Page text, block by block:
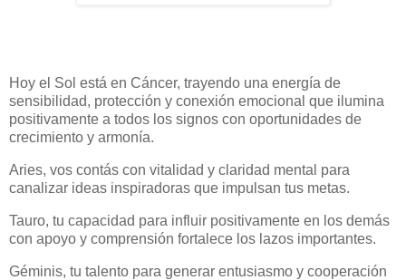
Hoy el Sol está en Cáncer, trayendo una energía de
sensibilidad, protección y conexión emocional que ilumina
positivamente a todos los signos con oportunidades de
crecimiento y armonía.
Aries, vos contás con vitalidad y claridad mental para
canalizar ideas inspiradoras que impulsan tus metas.
Tauro, tu capacidad para influir positivamente en los demás
con apoyo y comprensión fortalece los lazos importantes.
Géminis, tu talento para generar entusiasmo y cooperación